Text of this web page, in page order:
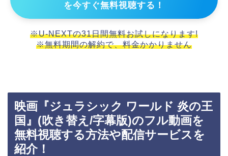
を今すぐ無料視聴する！
※U-NEXTの31日間無料お試しになります!
※無料期間の解約で、料金かかりません
映画『ジュラシック ワールド 炎の王
国』(吹き替え/字幕版)のフル動画を
無料視聴する方法や配信サービスを
紹介！